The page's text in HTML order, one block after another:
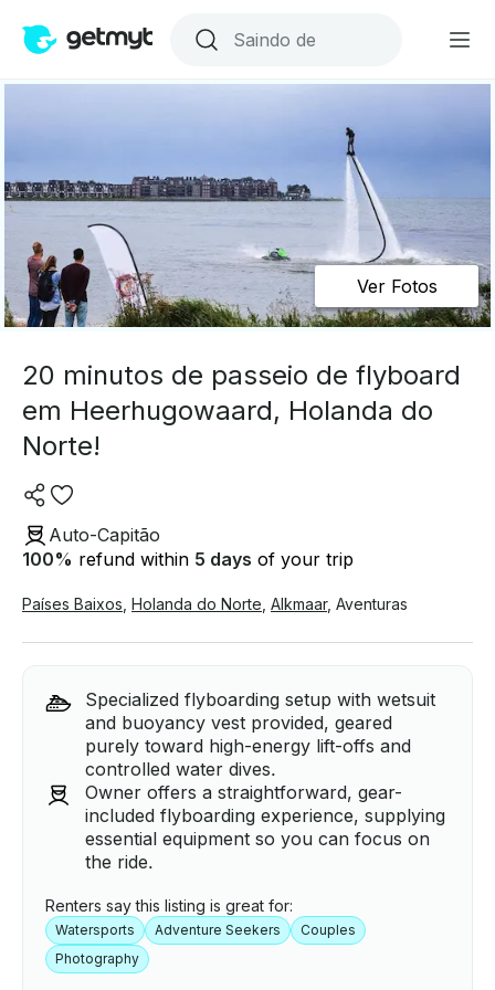
Ver Fotos
20 minutos de passeio de flyboard
em Heerhugowaard, Holanda do
Norte!
Auto-Capitão
100% refund within 5 days of your trip
Países Baixos Holanda do Norte Alkmaar, Aventuras
Specialized flyboarding setup with wetsuit
and buoyancy vest provided, geared
purely toward high-energy lift-offs and
controlled water dives.
Owner offers a straightforward, gear-
included flyboarding experience, supplying
essential equipment so you can focus on
the ride.
Renters say this listing is great for:
Watersports Adventure Seekers
Couples
Photography